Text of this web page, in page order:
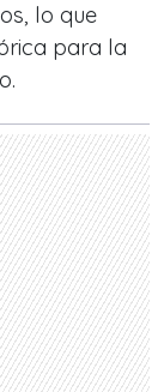
lo que
para la